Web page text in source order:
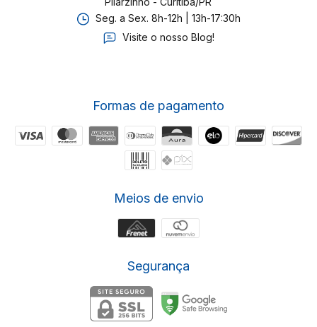
Seg. a Sex. 8h-12h | 13h-17:30h
Visite o nosso Blog!
Formas de pagamento
Meios de envio
Segurança